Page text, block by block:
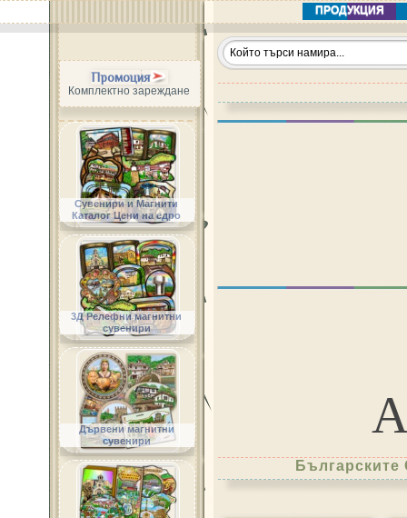
ПРОДУКЦИЯ
Промоция
Комплектно зареждане
Сувенири и Магнити
Каталог Цени на едро
3Д Релефни магнитни
сувенири
Дървени магнитни
сувенири